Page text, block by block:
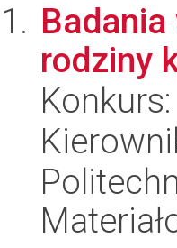
rodziny
Konkurs: